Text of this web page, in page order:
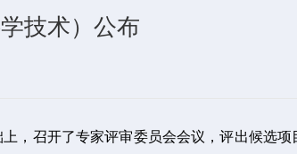
技术）公布
，召开了专家评审委员会会议，评出候选